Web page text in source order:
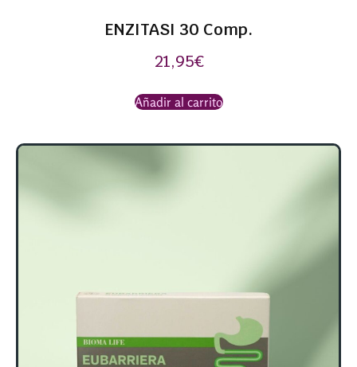
ENZITASI 30 Comp.
21,95€
Añadir al carrito